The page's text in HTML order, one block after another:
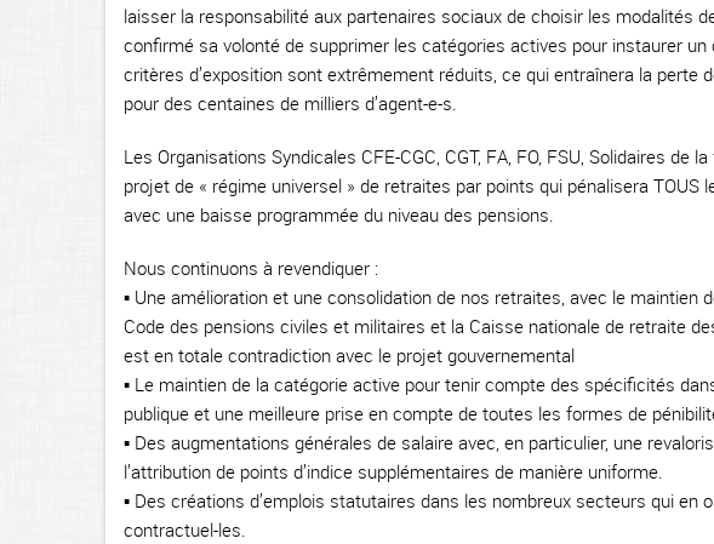
laisser la responsabilité aux partenaires sociaux de choisir les modalités
confirmé sa volonté de supprimer les catégories actives pour instaurer
critères d’exposition sont extrêmement réduits, ce qui entraînera la perte
pour des centaines de milliers d’agent-e-s.
Les Organisations Syndicales CFE-CGC, CGT, FA, FO, FSU, Solidaires de
projet de « régime universel » de retraites par points qui pénalisera TOUS
avec une baisse programmée du niveau des pensions.
Nous continuons à revendiquer :
▪ Une amélioration et une consolidation de nos retraites, avec le maintien
Code des pensions civiles et militaires et la Caisse nationale de retraite
est en totale contradiction avec le projet gouvernemental
▪ Le maintien de la catégorie active pour tenir compte des spécificités
publique et une meilleure prise en compte de toutes les formes de
▪ Des augmentations générales de salaire avec, en particulier, une
l’attribution de points d’indice supplémentaires de manière uniforme.
▪ Des créations d’emplois statutaires dans les nombreux secteurs qui en
contractuel-les.